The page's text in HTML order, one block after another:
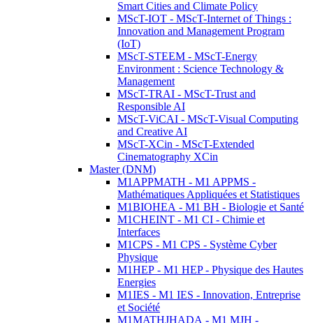
Smart Cities and Climate Policy
MScT-IOT - MScT-Internet of Things :
Innovation and Management Program
(IoT)
MScT-STEEM - MScT-Energy
Environment : Science Technology &
Management
MScT-TRAI - MScT-Trust and
Responsible AI
MScT-ViCAI - MScT-Visual Computing
and Creative AI
MScT-XCin - MScT-Extended
Cinematography XCin
Master (DNM)
M1APPMATH - M1 APPMS -
Mathématiques Appliquées et Statistiques
M1BIOHEA - M1 BH - Biologie et Santé
M1CHEINT - M1 CI - Chimie et
Interfaces
M1CPS - M1 CPS - Système Cyber
Physique
M1HEP - M1 HEP - Physique des Hautes
Energies
M1IES - M1 IES - Innovation, Entreprise
et Société
M1MATHJHADA - M1 MJH -